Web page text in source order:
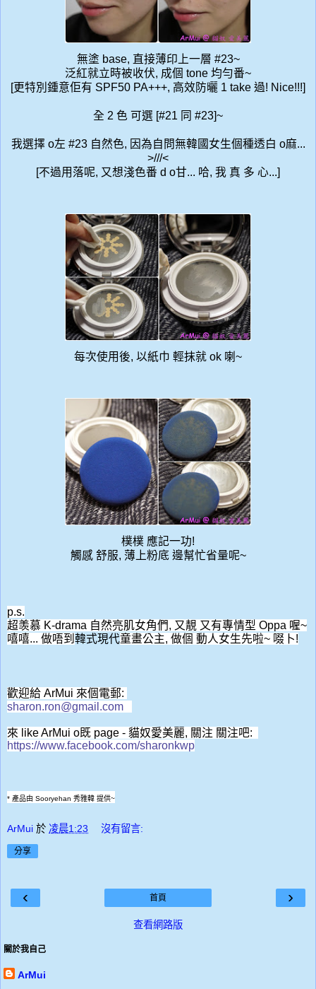
無塗 base, 直接薄印上一層 #23~
泛紅就立時被收伏, 成個 tone 均勻番~
[更特別鍾意佢有 SPF50 PA+++, 高效防曬 1 take 過! Nice!!!]
全 2 色 可選 [#21 同 #23]~
我選擇 o左 #23 自然色, 因為自問無韓國女生個種透白 o麻...
>///<
[不過用落呢, 又想淺色番 d o甘... 哈, 我 真 多 心...]
每次使用後, 以紙巾 輕抹就 ok 喇~
樸樸 應記一功!
觸感 舒服, 薄上粉底 邊幫忙省量呢~
p.s.
超羡慕 K-drama 自然亮肌女角們, 又靚 又有專情型 Oppa 喔~
嘻嘻... 做唔到 韓式現代童畫公主, 做個 動人女生先啦~ 啜卜!
歡迎給 ArMui 來個電郵:
sharon.ron@gmail.com
來 like ArMui o既 page - 貓奴愛美麗, 關注 關注吧:
https://www.facebook.com/sharonkwp
* 產品由 Sooryehan 秀雅韓 提供~
ArMui 於 凌晨1:23 沒有留言:
分享
‹ ›
首頁
查看網路版
關於我自己
ArMui